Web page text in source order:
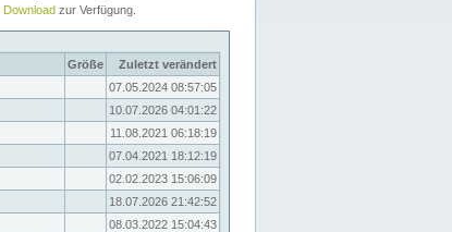
Download zur Verfügung.
Größe
Zuletzt verändert
07.05.2024 08:57:05
10.07.2026 04:01:22
11.08.2021 06:18:19
07.04.2021 18:12:19
02.02.2023 15:06:09
18.07.2026 21:42:52
08.03.2022 15:04:43